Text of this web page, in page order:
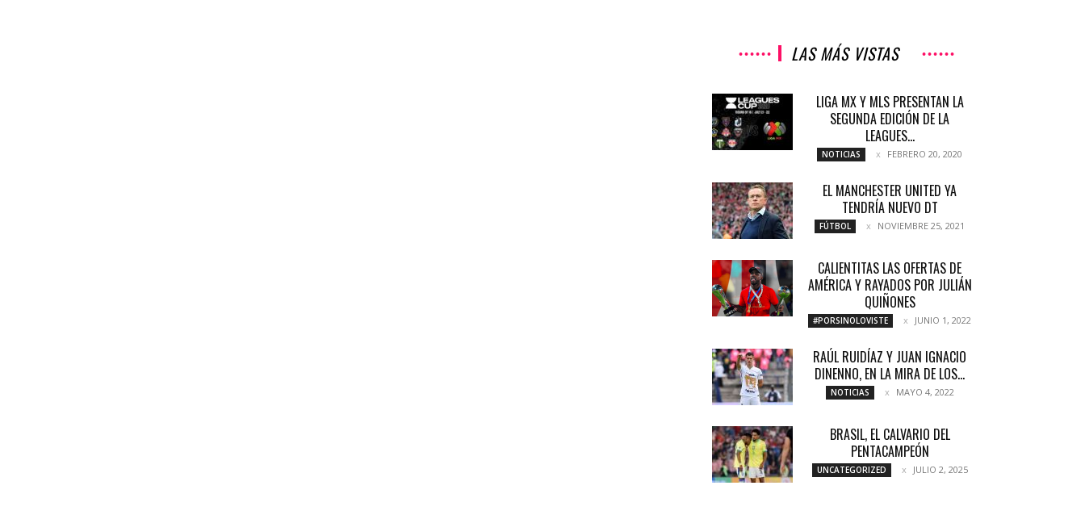
LAS MÁS VISTAS
LIGA MX Y MLS PRESENTAN LA
SEGUNDA EDICIÓN DE LA
LEAGUES...
NOTICIAS FEBRERO 20, 2020
EL MANCHESTER UNITED YA
TENDRÍA NUEVO DT
FÚTBOL NOVIEMBRE 25, 2021
CALIENTITAS LAS OFERTAS DE
AMÉRICA Y RAYADOS POR JULIÁN
QUIÑONES
#PORSINOLOVISTE JUNIO 1, 2022
RAÚL RUIDÍAZ Y JUAN IGNACIO
DINENNO, EN LA MIRA DE LOS...
NOTICIAS MAYO 4, 2022
BRASIL, EL CALVARIO DEL
PENTACAMPEÓN
UNCATEGORIZED JULIO 2, 2025